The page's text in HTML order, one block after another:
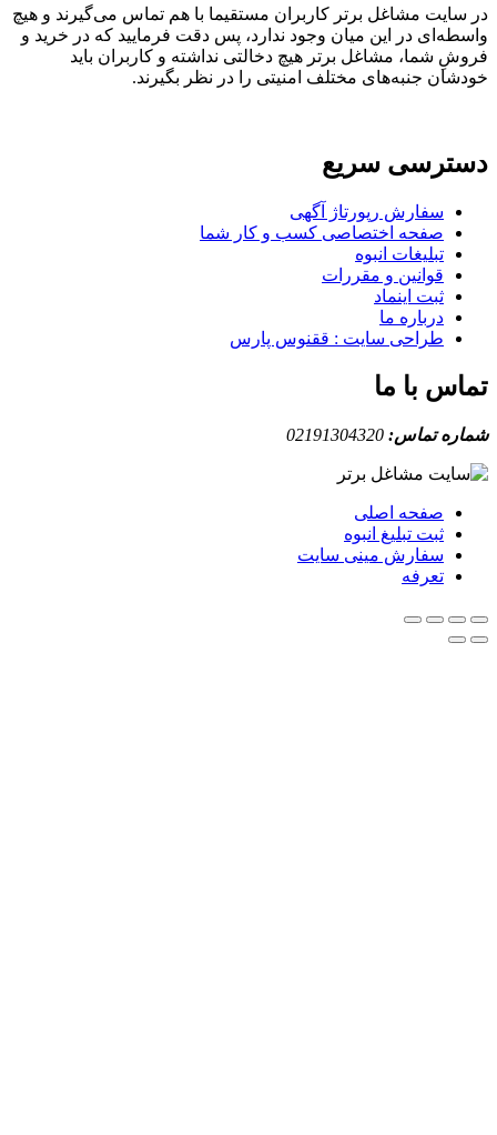
مشاغل برتر کاربران مستقیما با هم تماس می‌گیرند و هیچ
در این میان وجود ندارد، پس دقت فرمایید که در خرید و
شما، مشاغل برتر هیچ دخالتی نداشته و کاربران باید
جنبه‌های مختلف امنیتی را در نظر بگیرند.
سریع
سفارش رپورتاژ آگهی
صفحه اختصاصی کسب و کار شما
تبلیغات انبوه
قوانین و مقررات
ثبت اینماد
درباره ما
طراحی سایت : ققنوس پارس
با ما
تماس:02191304320
صفحه اصلی
ثبت تبلیغ انبوه
سفارش مینی سایت
تعرفه